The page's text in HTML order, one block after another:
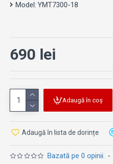
Model: YMT7300-18
Bazată pe 0 opinii. -
690 lei
Adaugă în coș
Adaugă în lista de dorințe